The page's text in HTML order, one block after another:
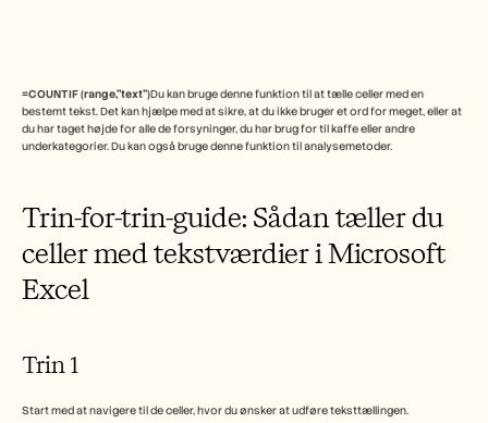
=COUNTIF (range,"text")Du kan bruge denne funktion til at tælle celler med en
bestemt tekst. Det kan hjælpe med at sikre, at du ikke bruger et ord for meget, eller at
du har taget højde for alle de forsyninger, du har brug for til kaffe eller andre
underkategorier. Du kan også bruge denne funktion til analysemetoder.
Trin-for-trin-guide: Sådan tæller du
celler med tekstværdier i Microsoft
Excel
Trin 1
Start med at navigere til de celler, hvor du ønsker at udføre teksttællingen.
Help Center
USECASES
Change Management
Sales Enablement
Pre-sales
Training